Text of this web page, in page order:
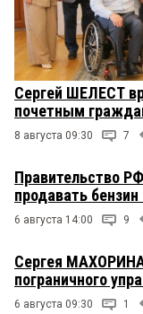
Сергей ШЕЛЕСТ
почетным
8 августа 09:30 7
Правительство
продавать
6 августа 14:00 9
Сергея
пограничного
6 августа 09:30 1